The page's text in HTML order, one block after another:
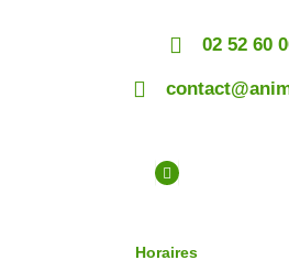
02 52 60
Horaires